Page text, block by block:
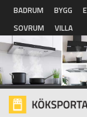
Hoppa till huvudinnehåll
BADRUM BYGG
SOVRUM
VILLA